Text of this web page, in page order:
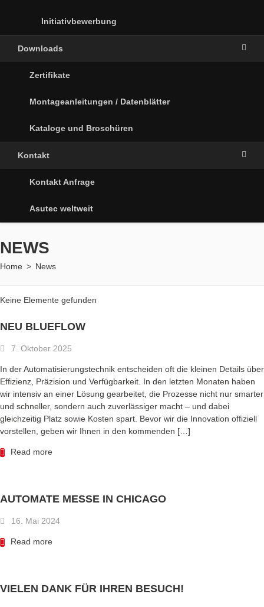
Initiativbewerbung
Downloads
Zertifikate
Montageanleitungen / Datenblätter
Kataloge und Broschüren
Kontakt
Kontakt Anfrage
Asutec weltweit
NEWS
Home > News
Keine Elemente gefunden
NEU BLUEFLOW
7. Oktober 2025
In der Automatisierungstechnik entscheiden oft die kleinen Details über
Effizienz, Präzision und Verfügbarkeit. In den letzten Monaten haben
wir intensiv an einer Lösung gearbeitet, die Prozesse nicht nur smarter
und schneller, sondern auch zuverlässiger macht – und dabei
gleichzeitig Platz sowie Kosten spart. Bevor wir die Innovation offiziell
vorstellen, geben wir Ihnen in den kommenden […]
Read more
AUTOMATE MESSE IN CHICAGO
16. Mai 2024
Read more
VIELEN DANK FÜR IHREN BESUCH!